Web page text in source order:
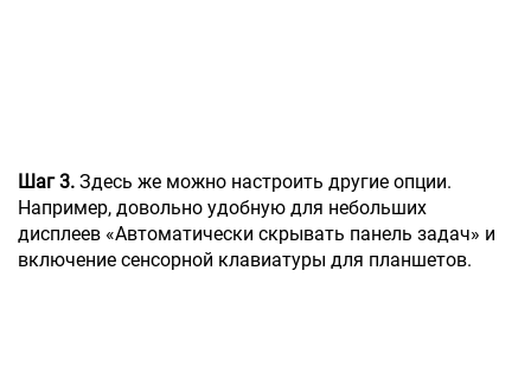
Шаг 3. Здесь же можно настроить другие опции.
Например, довольно удобную для небольших
дисплеев «Автоматически скрывать панель задач» и
включение сенсорной клавиатуры для планшетов.